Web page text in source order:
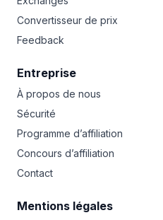
Convertisseur de prix
Feedback
Entreprise
À propos de nous
Sécurité
Programme d’affiliation
Concours d’affiliation
Contact
Mentions légales